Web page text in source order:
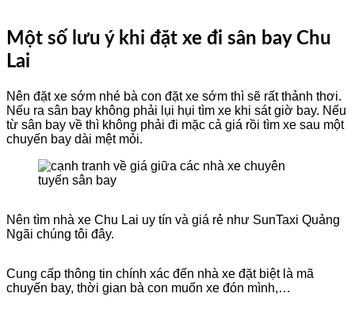
Một số lưu ý khi đặt xe đi sân bay Chu
Lai
Nên đặt xe sớm nhé bà con đặt xe sớm thì sẽ rất thảnh thơi.
Nếu ra sân bay không phải lụi hụi tìm xe khi sát giờ bay. Nếu
từ sân bay về thì không phải đi mặc cả giá rồi tìm xe sau một
chuyến bay dài mệt mỏi.
Nên tìm nhà xe Chu Lai uy tín và giá rẻ như SunTaxi Quảng
Ngãi chúng tôi đây.
Cung cấp thông tin chính xác đến nhà xe đặt biệt là mã
chuyến bay, thời gian bà con muốn xe đón mình,…